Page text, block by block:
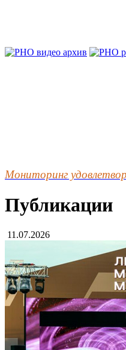
Мониторинг
Публикации
11.07.2026